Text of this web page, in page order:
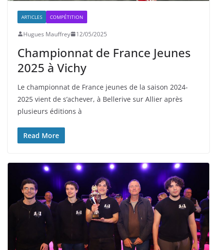
ARTICLES COMPÉTITION
Hugues Mauffrey 12/05/2025
Championnat de France Jeunes
2025 à Vichy
Le championnat de France jeunes de la saison 2024-
2025 vient de s’achever, à Bellerive sur Allier après
plusieurs éditions à
Read More